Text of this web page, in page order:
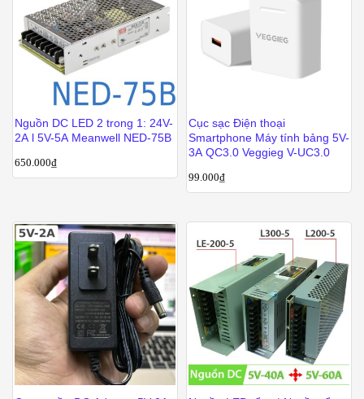
Nguồn DC LED 2 trong 1: 24V-
2A l 5V-5A Meanwell NED-75B
650.000₫
Cục sạc Điện thoại
Smartphone Máy tính bảng 5V-
3A QC3.0 Veggieg V-UC3.0
99.000₫